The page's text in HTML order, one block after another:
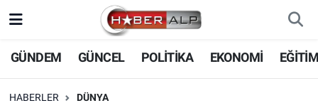
GÜNDEM GÜNCEL POLİTİKA EKONOMİ
HABERLER DÜNYA
Nöbetçi Eczaneler
Hava Durumu